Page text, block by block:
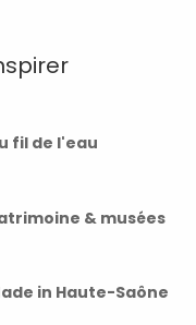
fil de l'eau
& musées
in Haute-Saône